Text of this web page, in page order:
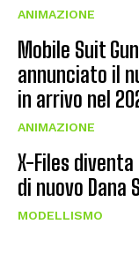
ANIMAZIONE
Mobile Suit
annunciato il
in arrivo nel
ANIMAZIONE
X-Files diventa
di nuovo Dana
MODELLISMO